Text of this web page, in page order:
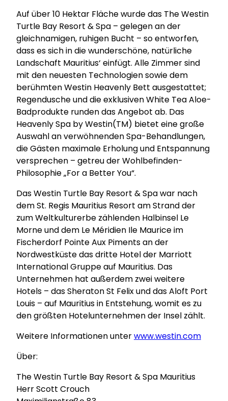
Auf über 10 Hektar Fläche wurde das The Westin
Turtle Bay Resort & Spa – gelegen an der
gleichnamigen, ruhigen Bucht – so entworfen,
dass es sich in die wunderschöne, natürliche
Landschaft Mauritius‘ einfügt. Alle Zimmer sind
mit den neuesten Technologien sowie dem
berühmten Westin Heavenly Bett ausgestattet;
Regendusche und die exklusiven White Tea Aloe-
Badprodukte runden das Angebot ab. Das
Heavenly Spa by Westin(TM) bietet eine große
Auswahl an verwöhnenden Spa-Behandlungen,
die Gästen maximale Erholung und Entspannung
versprechen – getreu der Wohlbefinden-
Philosophie „For a Better You“.
Das Westin Turtle Bay Resort & Spa war nach
dem St. Regis Mauritius Resort am Strand der
zum Weltkulturerbe zählenden Halbinsel Le
Morne und dem Le Méridien Ile Maurice im
Fischerdorf Pointe Aux Piments an der
Nordwestküste das dritte Hotel der Marriott
International Gruppe auf Mauritius. Das
Unternehmen hat außerdem zwei weitere
Hotels – das Sheraton St Felix und das Aloft Port
Louis – auf Mauritius in Entstehung, womit es zu
den größten Hotelunternehmen der Insel zählt.
Weitere Informationen unterwww.westin.com
Über:
The Westin Turtle Bay Resort & Spa Mauritius
Herr Scott Crouch